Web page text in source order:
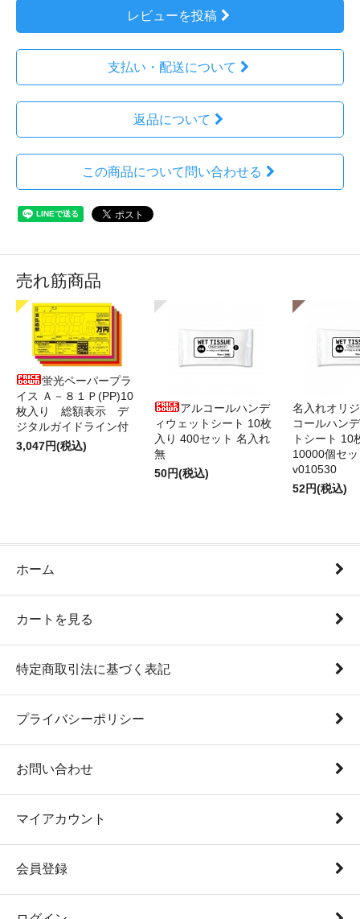
レビューを投稿
支払い・配送について
返品について
この商品について問い合わせる
売れ筋商品
蛍光ペーパープラ
イス Ａ－８１Ｐ(PP)10
枚入り 総額表示 デ
ジタルガイドライン付
3,047円(税込)
アルコールハンデ
ィウェットシート 10枚
入り 400セット 名入れ
無
50円(税込)
名入れオリ
コールハン
トシート 10
10000個セ
v010530
52円(税込)
ホーム
カートを見る
特定商取引法に基づく表記
プライバシーポリシー
お問い合わせ
マイアカウント
会員登録